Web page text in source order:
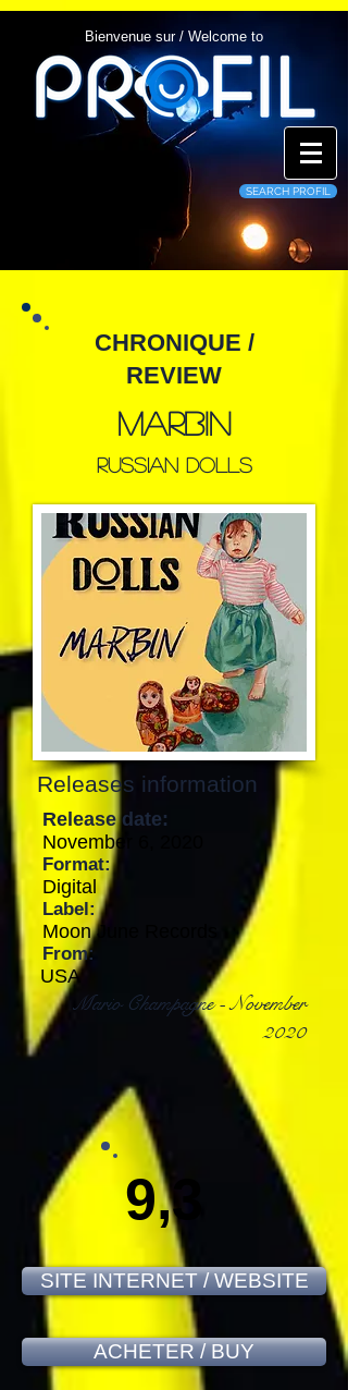
Bienvenue sur / Welcome to
SEARCH PROFIL
CHRONIQUE /
REVIEW
Marbin
Russian Dolls
Releases information
Release date:
November 6, 2020
Format:
Digital
Label:
Moon June Records
From:
USA
Mario Champagne - November
2020
9,3
SITE INTERNET / WEBSITE
ACHETER / BUY